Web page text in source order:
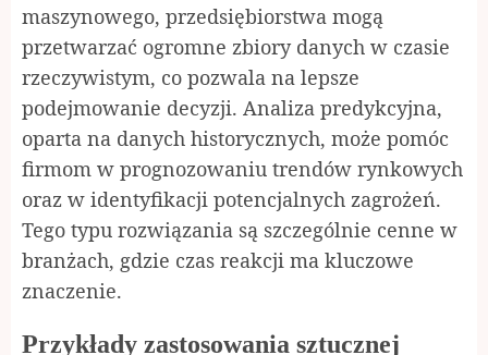
maszynowego, przedsiębiorstwa mogą
przetwarzać ogromne zbiory danych w czasie
rzeczywistym, co pozwala na lepsze
podejmowanie decyzji. Analiza predykcyjna,
oparta na danych historycznych, może pomóc
firmom w prognozowaniu trendów rynkowych
oraz w identyfikacji potencjalnych zagrożeń.
Tego typu rozwiązania są szczególnie cenne w
branżach, gdzie czas reakcji ma kluczowe
znaczenie.
Przykłady zastosowania sztucznej